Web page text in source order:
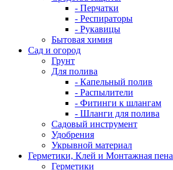
- Перчатки
- Респираторы
- Рукавицы
Бытовая химия
Сад и огород
Грунт
Для полива
- Капельный полив
- Распылители
- Фитинги к шлангам
- Шланги для полива
Садовый инструмент
Удобрения
Укрывной материал
Герметики, Клей и Монтажная пена
Герметики